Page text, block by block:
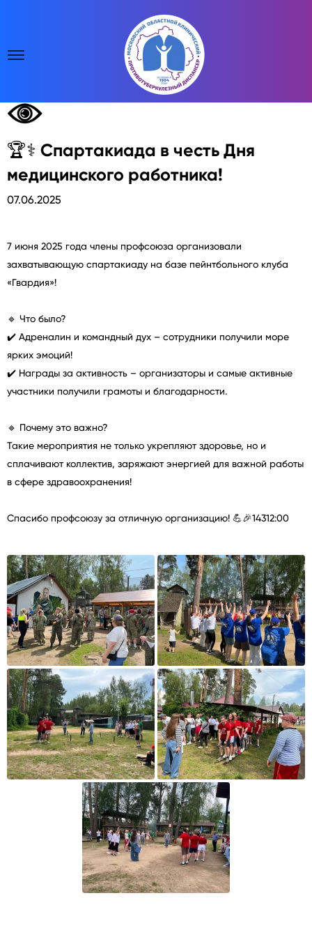
🏆⚕ Спартакиада в честь Дня
медицинского работника!
07.06.2025
7 июня 2025 года члены профсоюза организовали
захватывающую спартакиаду на базе пейнтбольного клуба
«Гвардия»!
🔹 Что было?
✔️ Адреналин и командный дух – сотрудники получили море
ярких эмоций!
✔️ Награды за активность – организаторы и самые активные
участники получили грамоты и благодарности.
🔹 Почему это важно?
Такие мероприятия не только укрепляют здоровье, но и
сплачивают коллектив, заряжают энергией для важной работы
в сфере здравоохранения!
Спасибо профсоюзу за отличную организацию! 💪🎉14312:00